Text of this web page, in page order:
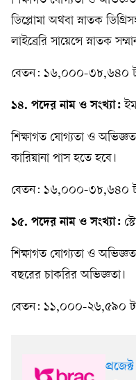
ডিপ্লোমা অথবা স্নাতক
লাইব্রেরি সায়েন্সে স্নাতক
বেতন: ১৬,০০০-৩৮,৬৪০
১৪. পদের নাম ও সংখ্যা:
শিক্ষাগত যোগ্যতা ও
কারিয়ানা পাস হতে হবে।
বেতন: ১৬,০০০-৩৮,৬৪০
১৫. পদের নাম ও সংখ্যা:
শিক্ষাগত যোগ্যতা ও
বছরের চাকরির অভিজ্ঞতা।
বেতন: ১১,০০০-২৬,৫৯০